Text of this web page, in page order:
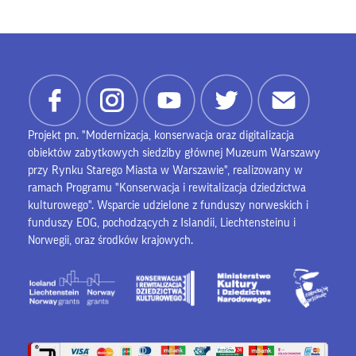
Projekt pn. "Modernizacja, konserwacja oraz digitalizacja
obiektów zabytkowych siedziby głównej Muzeum Warszawy
przy Rynku Starego Miasta w Warszawie", realizowany w
ramach Programu "Konserwacja i rewitalizacja dziedzictwa
kulturowego". Wsparcie udzielone z funduszy norweskich i
funduszy EOG, pochodzących z Islandii, Liechtensteinu i
Norwegii, oraz środków krajowych.